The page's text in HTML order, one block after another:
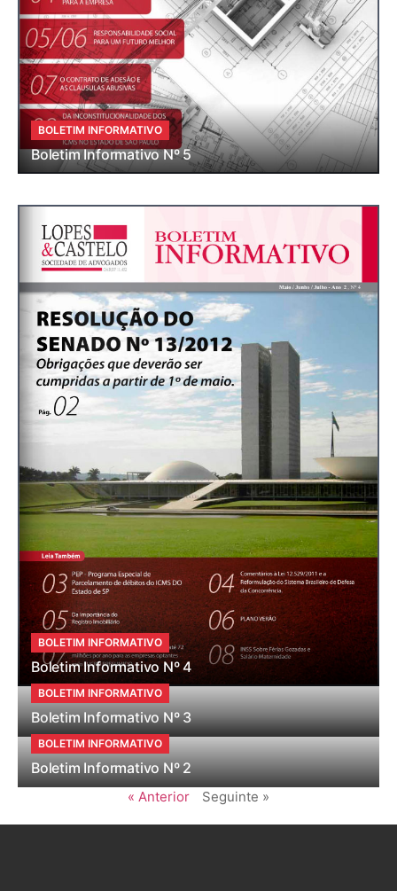
BOLETIM INFORMATIVO
Boletim Informativo Nº 5
BOLETIM INFORMATIVO
Boletim Informativo Nº 4
BOLETIM INFORMATIVO
Boletim Informativo Nº 3
BOLETIM INFORMATIVO
Boletim Informativo Nº 2
« Anterior Seguinte »